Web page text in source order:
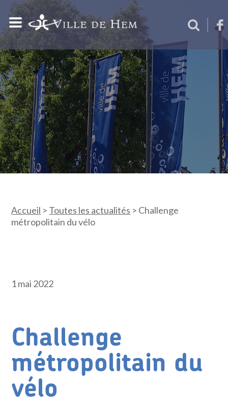
Accueil > Toutes les actualités > Challenge
métropolitain du vélo
1 mai 2022
Challenge
métropolitain du
vélo